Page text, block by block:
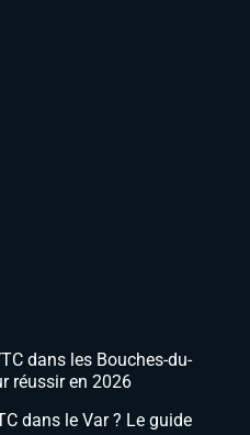
dans les Bouches-du-
réussir en 2026
dans le Var ? Le guide